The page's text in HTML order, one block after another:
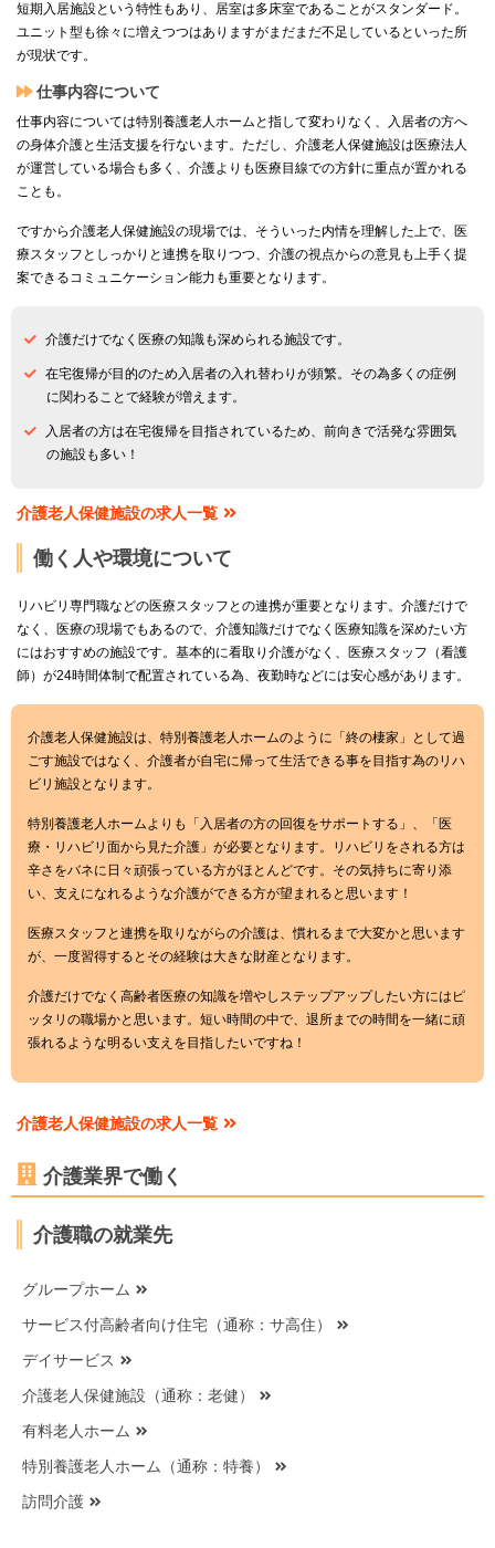
短期入居施設という特性もあり、居室は多床室であることがスタンダード。
ユニット型も徐々に増えつつはありますがまだまだ不足しているといった所
が現状です。
仕事内容について
仕事内容については特別養護老人ホームと指して変わりなく、入居者の方へ
の身体介護と生活支援を行ないます。ただし、介護老人保健施設は医療法人
が運営している場合も多く、介護よりも医療目線での方針に重点が置かれる
ことも。
ですから介護老人保健施設の現場では、そういった内情を理解した上で、医
療スタッフとしっかりと連携を取りつつ、介護の視点からの意見も上手く提
案できるコミュニケーション能力も重要となります。
介護だけでなく医療の知識も深められる施設です。
在宅復帰が目的のため入居者の入れ替わりが頻繁。その為多くの症例
に関わることで経験が増えます。
入居者の方は在宅復帰を目指されているため、前向きで活発な雰囲気
の施設も多い！
介護老人保健施設の求人一覧
働く人や環境について
リハビリ専門職などの医療スタッフとの連携が重要となります。介護だけで
なく、医療の現場でもあるので、介護知識だけでなく医療知識を深めたい方
にはおすすめの施設です。基本的に看取り介護がなく、医療スタッフ（看護
師）が24時間体制で配置されている為、夜勤時などには安心感があります。
介護老人保健施設は、特別養護老人ホームのように「終の棲家」として過
ごす施設ではなく、介護者が自宅に帰って生活できる事を目指す為のリハ
ビリ施設となります。
特別養護老人ホームよりも「入居者の方の回復をサポートする」、「医
療・リハビリ面から見た介護」が必要となります。リハビリをされる方は
辛さをバネに日々頑張っている方がほとんどです。その気持ちに寄り添
い、支えになれるような介護ができる方が望まれると思います！
医療スタッフと連携を取りながらの介護は、慣れるまで大変かと思います
が、一度習得するとその経験は大きな財産となります。
介護だけでなく高齢者医療の知識を増やしステップアップしたい方にはピ
ッタリの職場かと思います。短い時間の中で、退所までの時間を一緒に頑
張れるような明るい支えを目指したいですね！
介護老人保健施設の求人一覧
介護業界で働く
介護職の就業先
グループホーム
サービス付高齢者向け住宅（通称：サ高住）
デイサービス
介護老人保健施設（通称：老健）
有料老人ホーム
特別養護老人ホーム（通称：特養）
訪問介護